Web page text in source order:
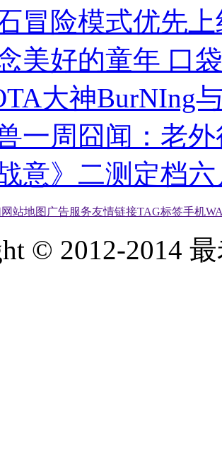
冒险模式优先
美好的童年 口
大神BurNIng
一周囧闻：老
战意》二测定档
网站地图 广告服务友情链接TAG标签手机
© 2012-2014